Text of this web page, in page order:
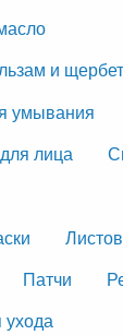
и щербет
умывания
лица
Патчи
ухода